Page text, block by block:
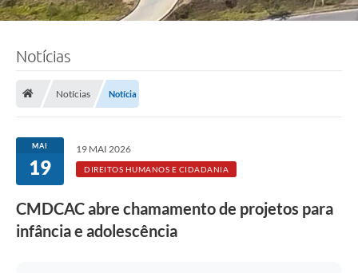
Notícias
Notícias Notícia
MAI
19
19 MAI 2026
DIREITOS HUMANOS E CIDADANIA
CMDCAC abre chamamento de projetos para
infância e adolescência
:
J
â
a